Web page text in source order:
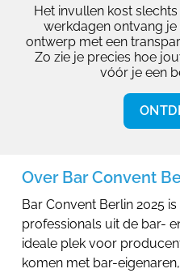
Het invullen kost
werkdagen ontvang
ontwerp met een
Zo zie je precies hoe
vóór je een
Over Bar Convent
Bar Convent Berlin 2025
professionals uit de bar-
ideale plek voor
komen met bar-